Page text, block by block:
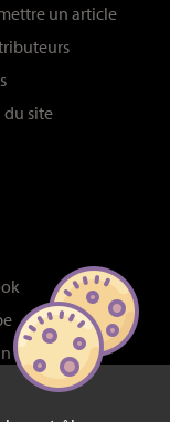
un article
du site